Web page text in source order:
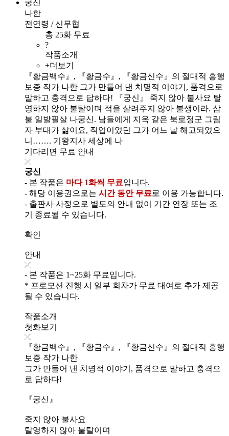
궁신
나한
전연령 / 신무협
총 25화 무료
?
작품소개
+더보기
『황금백수』, 『황금수』, 『황금신수』의 절대적 흥행
보증 작가 나한 그가 만들어 낸 치명적 이야기, 품격으로
말하고 충격으로 답하다! 『궁신』 죽지 않아 불사요 탈
영하지 않아 불탈이며 적을 살려주지 않아 불생이라. 삼
불 일발필살 나궁신. 남들에게 지옥 같은 북로정군 그림
자 부대가 삶이요, 직업이었던 그가 어느 날 해고되었으
니……. 기왕지사 세상에 나
기다리면 무료 안내
궁신
- 본 작품은 마다 1화씩 무료입니다.
- 해당 이용권으로는 시간 동안 무료 로 이용 가능합니다.
- 출판사 사정으로 별도의 안내 없이 기간 연장 또는 조
기 종료될 수 있습니다.
확인
안내
- 본 작품은 1~25화 무료입니다.
* 프로모션 진행 시 일부 회차가 무료 대여로 추가 제공
될 수 있습니다.
작품소개
첫화보기
『황금백수』, 『황금수』, 『황금신수』의 절대적 흥행
보증 작가 나한
그가 만들어 낸 치명적 이야기, 품격으로 말하고 충격으
로 답하다!
『궁신』
죽지 않아 불사요
탈영하지 않아 불탈이며